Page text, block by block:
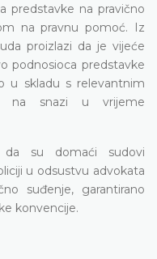
predstavke na pravično
na pravnu pomoć. Iz
proizlazi da je vijeće
podnosioca predstavke
u skladu s relevantnim
na snazi u vrijeme
da su domaći sudovi
u odsustvu advokata
suđenje, garantirano
konvencije.